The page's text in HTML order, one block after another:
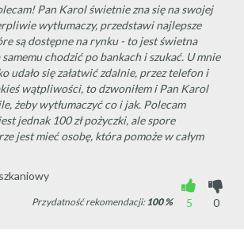
Pan Karol świetnie zna się na swojej
wytłumaczy, przedstawi najlepsze
są dostępne na rynku - to jest świetna
chodzić po bankach i szukać. U mnie
udało się załatwić zdalnie, przez telefon i
wątpliwości, to dzwoniłem i Pan Karol
żeby wytłumaczyć co i jak. Polecam
jednak 100 zł pożyczki, ale spore
jest mieć osobę, która pomoże w całym
5
0
Przydatność rekomendacji:100%